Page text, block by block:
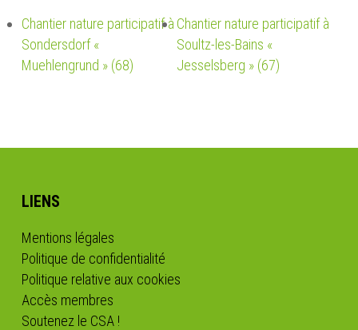
Chantier nature participatif à
Sondersdorf «
Muehlengrund » (68)
Chantier nature participatif à
Soultz-les-Bains «
Jesselsberg » (67)
LIENS
Mentions légales
Politique de confidentialité
Politique relative aux cookies
Accès membres
Soutenez le CSA !